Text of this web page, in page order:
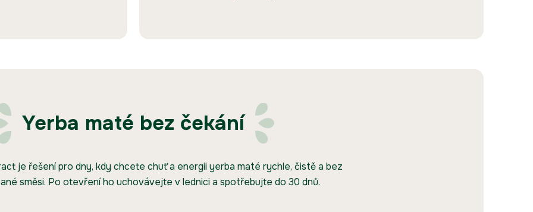
Yerba maté bez čekání
je řešení pro dny, kdy chcete chuť a energii yerba maté rychle, čistě a bez
směsi. Po otevření ho uchovávejte v lednici a spotřebujte do 30 dnů.